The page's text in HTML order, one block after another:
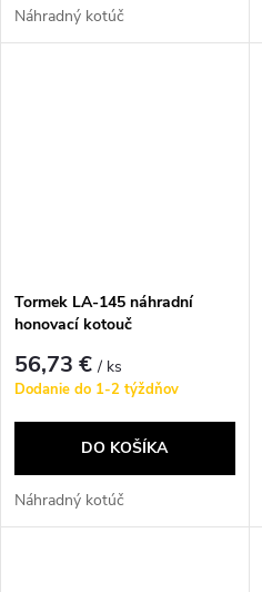
Náhradný kotúč
Tormek LA-145 náhradní
honovací kotouč
56,73 €/ ks
Dodanie do 1-2 týždňov
DO KOŠÍKA
Náhradný kotúč